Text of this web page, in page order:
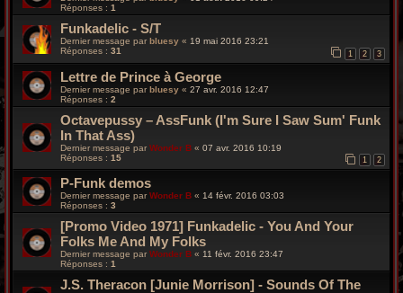
Réponses : 1
Funkadelic - S/T
Dernier message par bluesy « 19 mai 2016 23:21
Réponses : 31 1 2 3
Lettre de Prince à George
Dernier message parbluesy « 27 avr. 2016 12:47
Réponses : 2
Octavepussy – AssFunk (I'm Sure I Saw Sum' Funk
In That Ass)
Dernier message par Wonder B « 07 avr. 2016 10:19
Réponses : 15 1 2
P-Funk demos
Dernier message parWonder B « 14 févr. 2016 03:03
Réponses : 3
[Promo Video 1971] Funkadelic - You And Your
Folks Me And My Folks
Dernier message par Wonder B « 11 févr. 2016 23:47
Réponses : 1
J.S. Theracon [Junie Morrison] - Sounds Of The